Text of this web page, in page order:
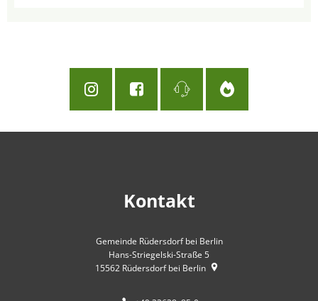
Kontakt
Gemeinde Rüdersdorf bei Berlin
Hans-Striegelski-Straße 5
15562 Rüdersdorf bei Berlin